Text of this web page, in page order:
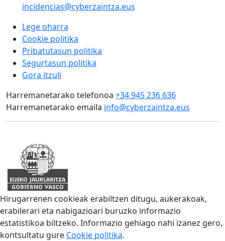
incidencias@cyberzaintza.eus
Lege oharra
Cookie politika
Pribatutasun politika
Segurtasun politika
Gora itzuli
Harremanetarako telefonoa +34 945 236 636
Harremanetarako emaila info@cyberzaintza.eus
Hirugarrenen cookieak erabiltzen ditugu, aukerakoak,
erabilerari eta nabigazioari buruzko informazio
estatistikoa biltzeko. Informazio gehiago nahi izanez gero,
kontsultatu gure Cookie politika.